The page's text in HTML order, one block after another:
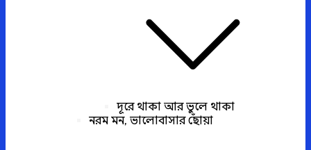
দূরে থাকা আর ভুলে থাকা
নরম মন, ভালোবাসার ছোঁয়া